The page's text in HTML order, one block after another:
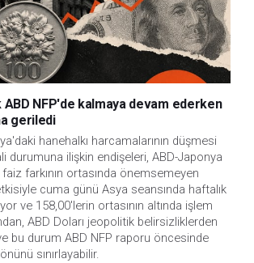
ABD NFP'de kalmaya devam ederken
geriledi
hanehalkı harcamalarının düşmesi
durumuna ilişkin endişeleri, ABD-Japonya
farkının ortasında önemsemeyen
cuma günü Asya seansında haftalık
ve 158,00'lerin ortasının altında işlem
ABD Doları jeopolitik belirsizliklerden
bu durum ABD NFP raporu öncesinde
sınırlayabilir.